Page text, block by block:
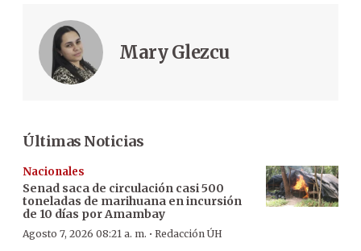
Mary Glezcu
Últimas Noticias
Nacionales
Senad saca de circulación casi 500
toneladas de marihuana en incursión
de 10 días por Amambay
Agosto 7, 2026 08:21 a. m. · Redacción ÚH